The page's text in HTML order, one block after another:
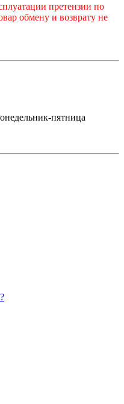
претензии по
обмену и возврату не
пятница